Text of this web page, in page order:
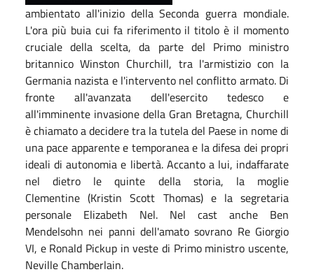
ambientato all'inizio della Seconda guerra mondiale.
L'ora più buia cui fa riferimento il titolo è il momento
cruciale della scelta, da parte del Primo ministro
britannico Winston Churchill, tra l'armistizio con la
Germania nazista e l'intervento nel conflitto armato. Di
fronte all'avanzata dell'esercito tedesco e
all'imminente invasione della Gran Bretagna, Churchill
è chiamato a decidere tra la tutela del Paese in nome di
una pace apparente e temporanea e la difesa dei propri
ideali di autonomia e libertà. Accanto a lui, indaffarate
nel dietro le quinte della storia, la moglie
Clementine (Kristin Scott Thomas) e la segretaria
personale Elizabeth Nel. Nel cast anche Ben
Mendelsohn nei panni dell'amato sovrano Re Giorgio
VI, e Ronald Pickup in veste di Primo ministro uscente,
Neville Chamberlain.